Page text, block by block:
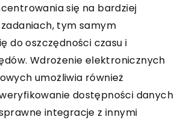
się na bardziej
tym samym
do oszczędności czasu i
Wdrożenie elektronicznych
umożliwia również
dostępności danych
integracje z innymi